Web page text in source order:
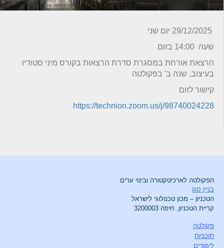
שעה 14:00 בזום
הרצאת אורחת במסגרת סדרת הרצאות בקורס מיני סטודיו
בעיצוב, שנה ב' בפקולטה
קישור לזום
https://technion.zoom.us/j/98740024228
הפקולטה לארכיטקטורה ובינוי ערים
בניין סגו
הטכניון – מכון טכנולוגי לישראל
קריית הטכניון, חיפה 3200003
פקולטה
תוכניות
לימודים